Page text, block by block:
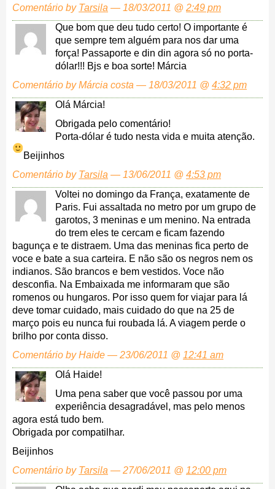
Comentário by Tarsila — 18/03/2011 @ 2:49 pm
Que bom que deu tudo certo! O importante é
que sempre tem alguém para nos dar uma
força! Passaporte e din din agora só no porta-
dólar!!! Bjs e boa sorte! Márcia
Comentário by Márcia costa — 18/03/2011 @ 4:32 pm
Olá Márcia!
Obrigada pelo comentário!
Porta-dólar é tudo nesta vida e muita atenção.
Beijinhos
Comentário by Tarsila — 13/06/2011 @ 4:53 pm
Voltei no domingo da França, exatamente de
Paris. Fui assaltada no metro por um grupo de
garotos, 3 meninas e um menino. Na entrada
do trem eles te cercam e ficam fazendo
bagunça e te distraem. Uma das meninas fica perto de
voce e bate a sua carteira. E não são os negros nem os
indianos. São brancos e bem vestidos. Voce não
desconfia. Na Embaixada me informaram que são
romenos ou hungaros. Por isso quem for viajar para lá
deve tomar cuidado, mais cuidado do que na 25 de
março pois eu nunca fui roubada lá. A viagem perde o
brilho por conta disso.
Comentário by Haide — 23/06/2011 @ 12:41 am
Olá Haide!
Uma pena saber que você passou por uma
experiência desagradável, mas pelo menos
agora está tudo bem.
Obrigada por compatilhar.
Beijinhos
Comentário by Tarsila — 27/06/2011 @ 12:00 pm